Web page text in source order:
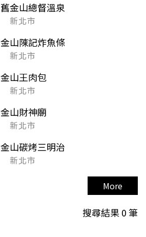
舊金山總督溫泉
新北市
金山陳記炸魚條
新北市
金山王肉包
新北市
金山財神廟
新北市
金山碳烤三明治
新北市
More
搜尋結果0筆